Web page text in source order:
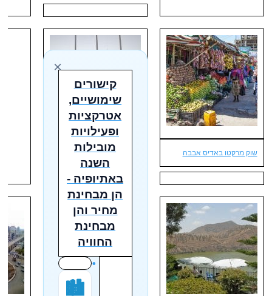
×
קישורים
שימושיים,
אטרקציות
ופעילויות
מובילות
השנה
באתיופיה -
הן מבחינת
מחיר והן
מבחינת
החוויה
🏙️
שוק מרקטו באדיס אבבה